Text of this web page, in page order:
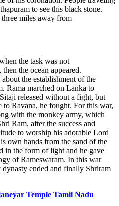
to see this black stone.
miles away from
the task was not
the ocean appeared.
the establishment of the
Rama marched on Lanka to
released without a fight, but
to Ravana, he fought. For this war,
with the monkey army, which
Ram, after the success and
to worship his adorable Lord
own hands from the sand of the
in the form of light and he gave
of Rameswaram. In this war
ended and finally Shriram
Temple Tamil Nadu